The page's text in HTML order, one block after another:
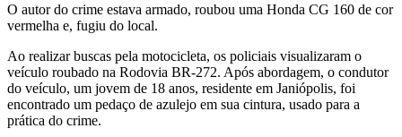
O autor do crime estava armado, roubou uma Honda CG 160 de cor
vermelha e, fugiu do local.
Ao realizar buscas pela motocicleta, os policiais visualizaram o
veículo roubado na Rodovia BR-272. Após abordagem, o condutor
do veículo, um jovem de 18 anos, residente em Janiópolis, foi
encontrado um pedaço de azulejo em sua cintura, usado para a
prática do crime.